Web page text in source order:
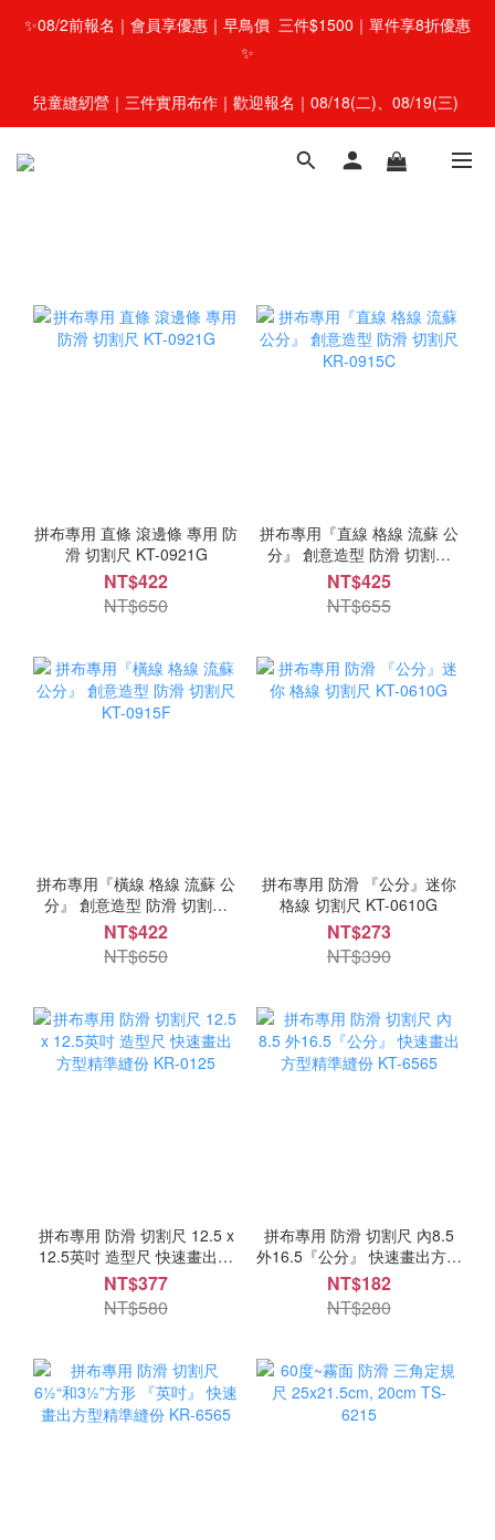
✨08/2前報名｜會員享優惠｜早鳥價  三件$1500｜單件享8折優惠
✨
兒童縫紉營｜三件實用布作｜歡迎報名｜08/18(二)、08/19(三)
拼布專用 直條 滾邊條 專用 防
滑 切割尺 KT-0921G
NT$422
NT$650
拼布專用『直線 格線 流蘇 公
分』 創意造型 防滑 切割尺
KR-0915C
NT$425
NT$655
拼布專用『橫線 格線 流蘇 公
分』 創意造型 防滑 切割尺
KT-0915F
NT$422
NT$650
拼布專用 防滑 『公分』迷你
格線 切割尺 KT-0610G
NT$273
NT$390
拼布專用 防滑 切割尺 12.5 x
12.5英吋 造型尺 快速畫出方
型精準縫份 KR-0125
NT$377
NT$580
拼布專用 防滑 切割尺 內8.5
外16.5『公分』 快速畫出方型
精準縫份 KT-6565
NT$182
NT$280